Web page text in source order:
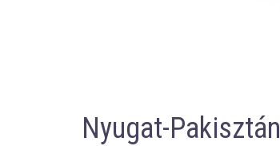
Nyugat-Pakisztán